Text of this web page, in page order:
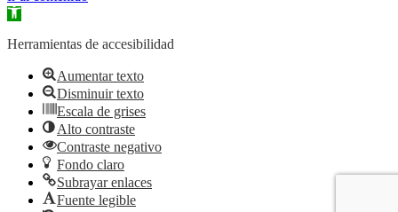
Abrir
de
Herramientas de accesibilidad
Aumentar texto
Disminuir texto
Escala de grises
Alto contraste
Contraste negativo
Fondo claro
Subrayar enlaces
Fuente legible